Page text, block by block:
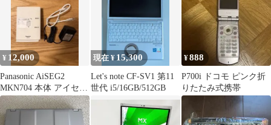
¥ 12,000
Panasonic AiSEG2
MKN704 本体 アイセグ
2
現在 ¥ 15,300
Let's note CF-SV1 第11
世代 i5/16GB/512GB
¥888
P700i ドコモ ピンク折
りたたみ式携帯